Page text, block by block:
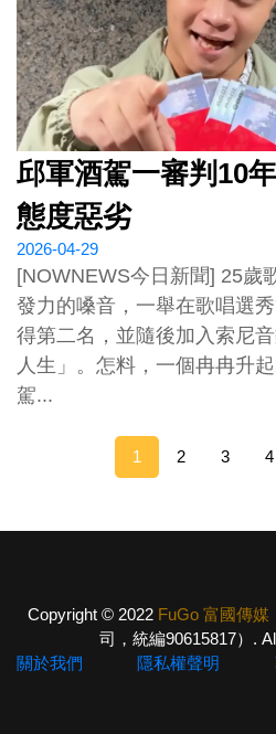
邱軍酒駕一審判10
態度惡劣
2026-04-29
[NOWNEWS今日新聞] 25歲
發力的嗓音，一舉在歌唱選
得第二名，並隨後加入索尼
人生」。怎料，一個冉冉升
駕...
1 2 3 4
Copyright © 2022 FuGo 富國傳媒
司，統編90615817）.
關於我們
隱私權聲明